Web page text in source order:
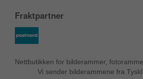
Fraktpartner
Nettbutikken for bilderammer,
Vi sender bilderammene fra